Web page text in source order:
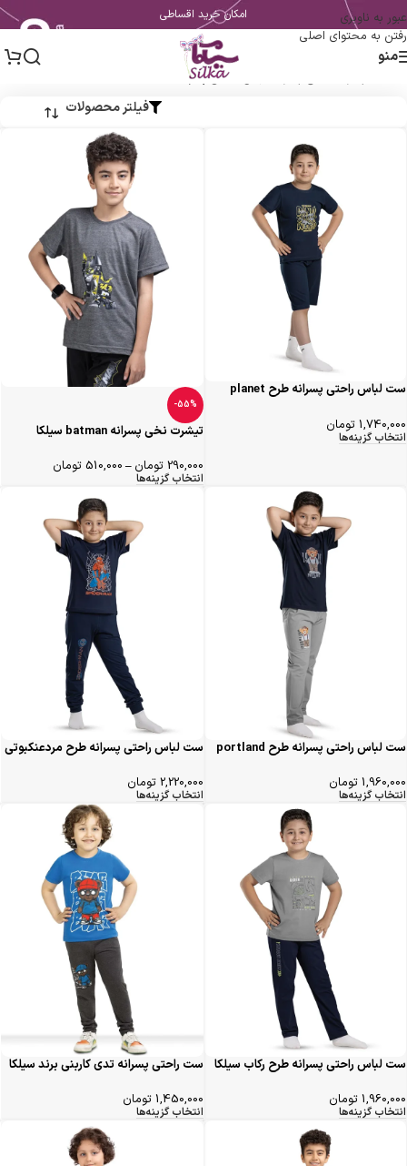
عبور به ناوبری
رفتن به محتوای اصلی
امکان خرید اقساطی
منو
لباس خانگی پسرانه
فیلتر محصولات
ست لباس راحتی پسرانه طرح planet
1,740,000 تومان
انتخاب گزینه‌ها
-55%
تیشرت نخی پسرانه batman سیلکا
290,000 تومان –
510,000 تومان
انتخاب گزینه‌ها
ست لباس راحتی پسرانه طرح portland
1,960,000 تومان
انتخاب گزینه‌ها
ست لباس راحتی پسرانه طرح مردعنکبوتی
2,220,000 تومان
انتخاب گزینه‌ها
ست لباس راحتی پسرانه طرح رکاب سیلکا
1,960,000 تومان
انتخاب گزینه‌ها
ست راحتی پسرانه تدی کاربنی برند سیلکا
1,450,000 تومان
انتخاب گزینه‌ها